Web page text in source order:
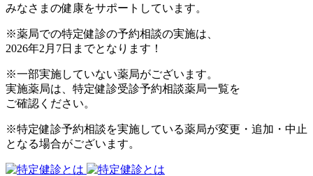
みなさまの健康をサポートしています。
※薬局での特定健診の予約相談の実施は、
2026年2月7日までとなります！
※一部実施していない薬局がございます。
実施薬局は、特定健診受診予約相談薬局一覧を
ご確認ください。
※特定健診予約相談を実施している薬局が変更・追加・中止
となる場合がございます。